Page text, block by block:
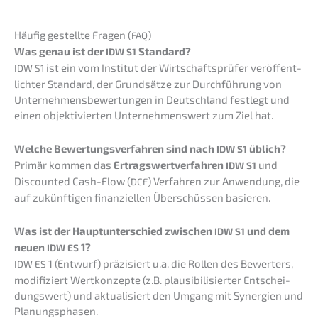
Häufig gestell­te Fragen (FAQ)
Was genau ist der IDWS1 Standard?
IDWS1 ist ein vom Insti­tut der Wirtschafts­prü­fer veröf­fent­
lich­ter Standard, der Grund­sät­ze zur Durch­füh­rung von
Unter­neh­mens­be­wer­tun­gen in Deutsch­land festlegt und
einen objek­ti­vier­ten Unter­neh­mens­wert zum Ziel hat.
Welche Bewer­tungs­ver­fah­ren sind nach IDWS1 üblich?
Primär kommen das Ertrags­wert­ver­fah­ren IDWS1 und
Discoun­ted Cash-Flow (DCF) Verfah­ren zur Anwen­dung, die
auf zukünf­ti­gen finan­zi­el­len Überschüs­sen basieren.
Was ist der Haupt­un­ter­schied zwischen IDWS1 und dem
neuen IDW ES1?
IDW ES 1 (Entwurf) präzi­siert u.a. die Rollen des Bewer­ters,
modifi­ziert Wertkon­zep­te (z.B. plausi­bi­li­sier­ter Entschei­
dungs­wert) und aktua­li­siert den Umgang mit Syner­gien und
Planungsphasen.